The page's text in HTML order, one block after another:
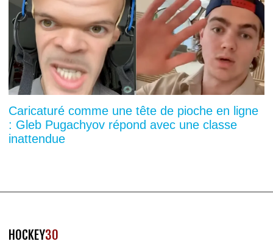
Caricaturé comme une tête de pioche en ligne
: Gleb Pugachyov répond avec une classe
inattendue
HOCKEY30